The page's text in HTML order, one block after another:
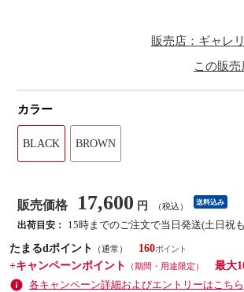
販売店：ギャレ
この販
カラー
BLACK BROWN
販売価格 17,600 円 （税込） 送料込み
出荷目安：
15時までのご注文で当日発送(土日祝
たまるdポイント
（通常）
160
+キャンペーンポイント
（期間・用途限定）
最大
各キャンペーン詳細およびエントリーはこちら